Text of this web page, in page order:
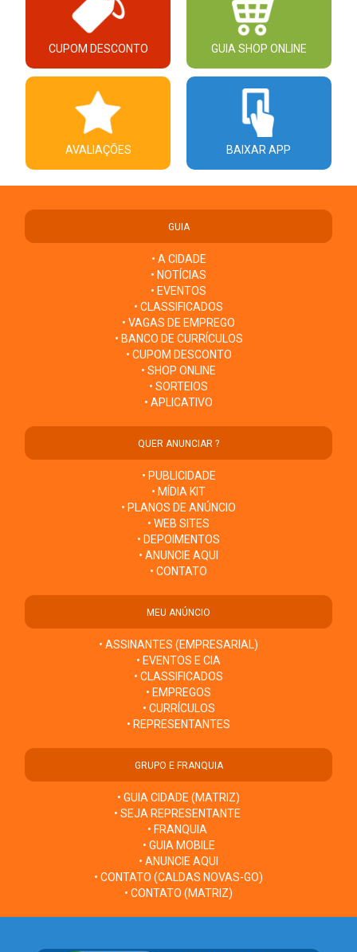
CUPOM DESCONTO GUIA SHOP ONLINE
AVALIAÇÕES BAIXAR APP
GUIA
• A CIDADE
• NOTÍCIAS
• EVENTOS
• CLASSIFICADOS
• VAGAS DE EMPREGO
• BANCO DE CURRÍCULOS
• CUPOM DESCONTO
• SHOP ONLINE
• SORTEIOS
• APLICATIVO
QUER ANUNCIAR ?
• PUBLICIDADE
• MÍDIA KIT
• PLANOS DE ANÚNCIO
• WEB SITES
• DEPOIMENTOS
• ANUNCIE AQUI
• CONTATO
MEU ANÚNCIO
• ASSINANTES (EMPRESARIAL)
• EVENTOS E CIA
• CLASSIFICADOS
• EMPREGOS
• CURRÍCULOS
• REPRESENTANTES
GRUPO E FRANQUIA
• GUIA CIDADE (MATRIZ)
• SEJA REPRESENTANTE
• FRANQUIA
• GUIA MOBILE
• ANUNCIE AQUI
• CONTATO (CALDAS NOVAS-GO)
• CONTATO (MATRIZ)